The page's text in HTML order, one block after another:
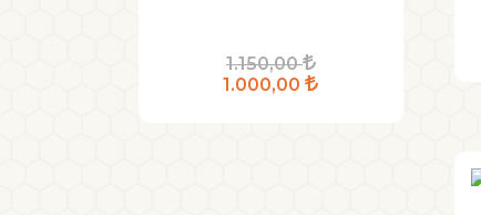
1.150,00
1.000,00